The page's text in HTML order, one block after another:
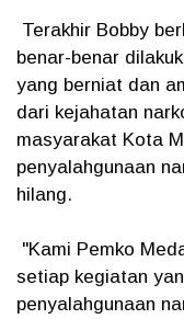
Terakhir Bobby
benar-benar
yang berniat dan
dari kejahatan
masyarakat Kota
penyalahgunaan
hilang.
"Kami Pemko
setiap kegiatan
penyalahgunaan